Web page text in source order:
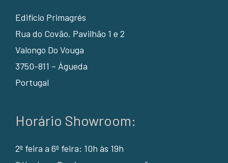
Edifício Primagrés
Rua do Covão, Pavilhão 1 e 2
Valongo Do Vouga
3750-811 – Águeda
Portugal
Horário Showroom:
2ª feira a 6ª feira: 10h às 19h